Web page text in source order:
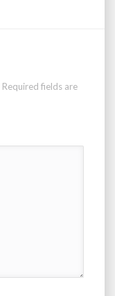
Required fields are